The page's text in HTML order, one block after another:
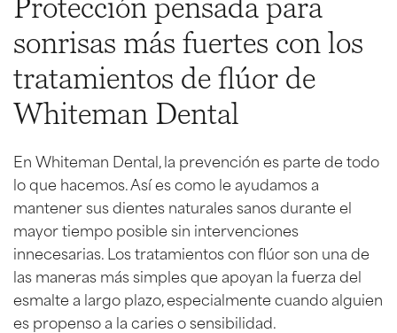
Protección pensada para
sonrisas más fuertes con los
tratamientos de flúor de
Whiteman Dental
En Whiteman Dental, la prevención es parte de todo
lo que hacemos. Así es como le ayudamos a
mantener sus dientes naturales sanos durante el
mayor tiempo posible sin intervenciones
innecesarias. Los tratamientos con flúor son una de
las maneras más simples que apoyan la fuerza del
esmalte a largo plazo, especialmente cuando alguien
es propenso a la caries o sensibilidad.